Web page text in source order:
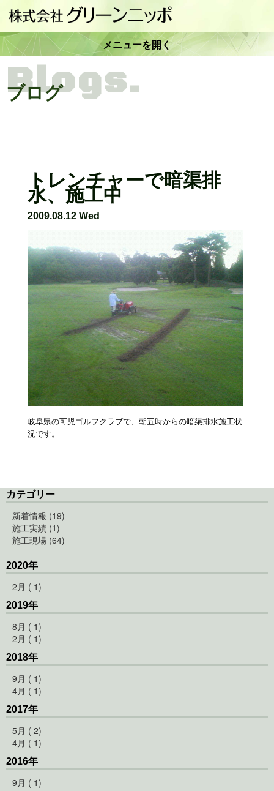
メニューを開く
Blogs.
ブログ
トレンチャーで暗渠排
水、施工中
2009.08.12 Wed
岐阜県の可児ゴルフクラブで、朝五時からの暗渠排水施工状
況です。
カテゴリー
新着情報 (19)
施工実績 (1)
施工現場 (64)
2020年
2月 ( 1)
2019年
8月 ( 1)
2月 ( 1)
2018年
9月 ( 1)
4月 ( 1)
2017年
5月 ( 2)
4月 ( 1)
2016年
9月 ( 1)